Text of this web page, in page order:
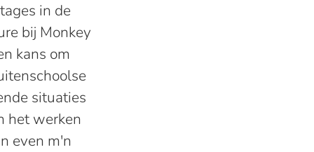
in de
bij Monkey
kans om
situaties
het werken
even m'n